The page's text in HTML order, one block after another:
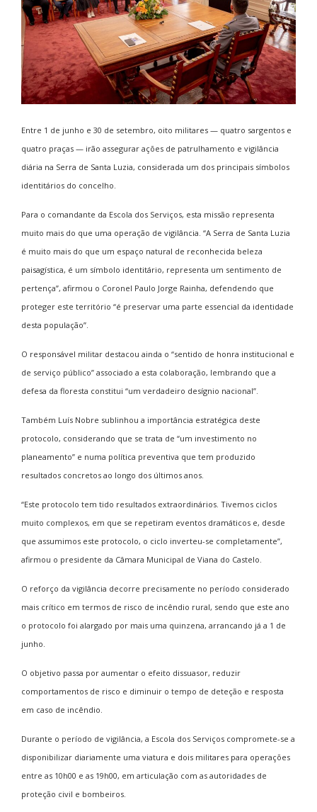
Entre 1 de junho e 30 de setembro, oito militares — quatro sargentos e
quatro praças — irão assegurar ações de patrulhamento e vigilância
diária na Serra de Santa Luzia, considerada um dos principais símbolos
identitários do concelho.
Para o comandante da Escola dos Serviços, esta missão representa
muito mais do que uma operação de vigilância. “A Serra de Santa Luzia
é muito mais do que um espaço natural de reconhecida beleza
paisagística, é um símbolo identitário, representa um sentimento de
pertença”, afirmou o Coronel Paulo Jorge Rainha, defendendo que
proteger este território “é preservar uma parte essencial da identidade
desta população”.
O responsável militar destacou ainda o “sentido de honra institucional e
de serviço público” associado a esta colaboração, lembrando que a
defesa da floresta constitui “um verdadeiro desígnio nacional”.
Também Luís Nobre sublinhou a importância estratégica deste
protocolo, considerando que se trata de “um investimento no
planeamento” e numa política preventiva que tem produzido
resultados concretos ao longo dos últimos anos.
“Este protocolo tem tido resultados extraordinários. Tivemos ciclos
muito complexos, em que se repetiram eventos dramáticos e, desde
que assumimos este protocolo, o ciclo inverteu-se completamente”,
afirmou o presidente da Câmara Municipal de Viana do Castelo.
O reforço da vigilância decorre precisamente no período considerado
mais crítico em termos de risco de incêndio rural, sendo que este ano
o protocolo foi alargado por mais uma quinzena, arrancando já a 1 de
junho.
O objetivo passa por aumentar o efeito dissuasor, reduzir
comportamentos de risco e diminuir o tempo de deteção e resposta
em caso de incêndio.
Durante o período de vigilância, a Escola dos Serviços compromete-se a
disponibilizar diariamente uma viatura e dois militares para operações
entre as 10h00 e as 19h00, em articulação com as autoridades de
proteção civil e bombeiros.